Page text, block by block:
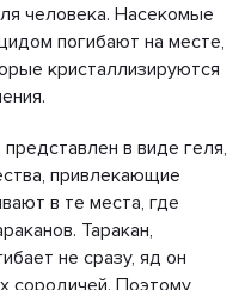
человека. Насекомые
погибают на месте,
кристаллизируются
в виде геля,
привлекающие
в те места, где
Таракан,
не сразу, яд он
сородичей. Поэтому